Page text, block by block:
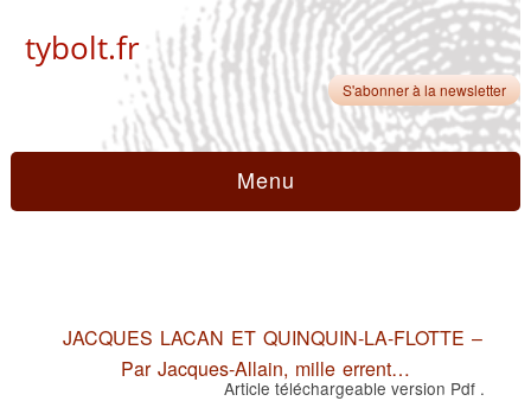
tybolt.fr
S'abonner à la newsletter
Menu
JACQUES LACAN ET QUINQUIN-LA-FLOTTE –
Par Jacques-Allain, mille errent…
Article téléchargeable version Pdf .